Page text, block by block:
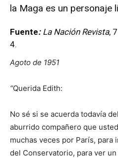
la Maga es un personaje
Fuente: La Nación Revista,
4.
Agoto de 1951
“Querida Edith:
No sé si se acuerda todavía
aburrido compañero que
muchas veces por París, para
del Conservatorio, para ver